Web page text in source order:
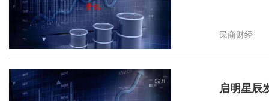
民商财经
启明星辰